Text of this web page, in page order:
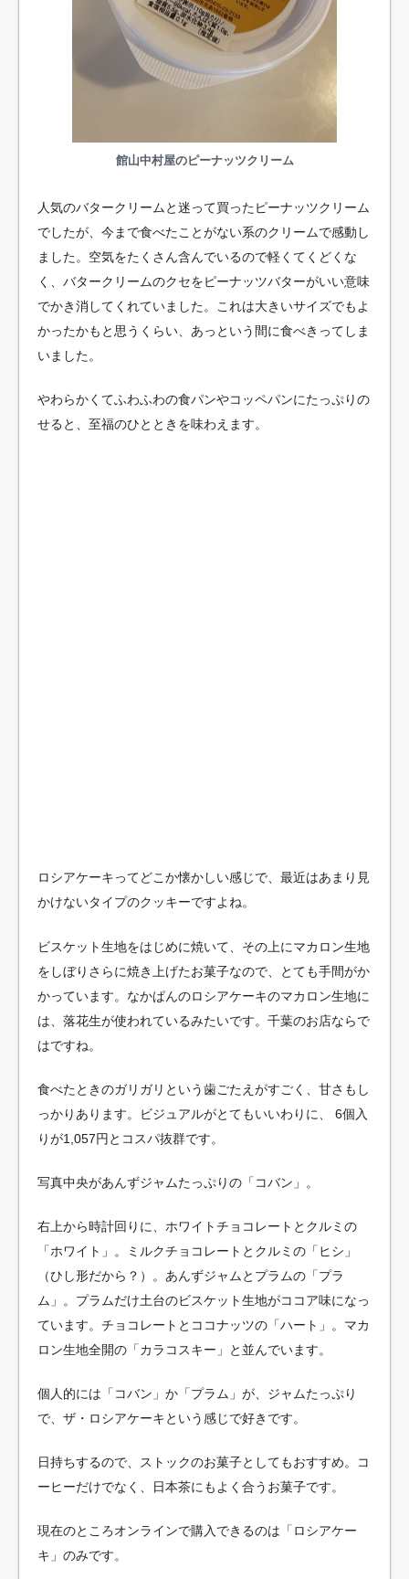
館山中村屋のピーナッツクリーム
人気のバタークリームと迷って買ったピーナッツクリーム
でしたが、今まで食べたことがない系のクリームで感動し
ました。空気をたくさん含んでいるので軽くてくどくな
く、バタークリームのクセをピーナッツバターがいい意味
でかき消してくれていました。これは大きいサイズでもよ
かったかもと思うくらい、あっという間に食べきってしま
いました。
やわらかくてふわふわの食パンやコッペパンにたっぷりの
せると、至福のひとときを味わえます。
ロシアケーキってどこか懐かしい感じで、最近はあまり見
かけないタイプのクッキーですよね。
ビスケット生地をはじめに焼いて、その上にマカロン生地
をしぼりさらに焼き上げたお菓子なので、とても手間がか
かっています。なかぱんのロシアケーキのマカロン生地に
は、落花生が使われているみたいです。千葉のお店ならで
はですね。
食べたときのガリガリという歯ごたえがすごく、甘さもし
っかりあります。ビジュアルがとてもいいわりに、 6個入
りが1,057円とコスパ抜群です。
写真中央があんずジャムたっぷりの「コバン」。
右上から時計回りに、ホワイトチョコレートとクルミの
「ホワイト」。ミルクチョコレートとクルミの「ヒシ」
（ひし形だから？）。あんずジャムとプラムの「プラ
ム」。プラムだけ土台のビスケット生地がココア味になっ
ています。チョコレートとココナッツの「ハート」。マカ
ロン生地全開の「カラコスキー」と並んでいます。
個人的には「コバン」か「プラム」が、ジャムたっぷり
で、ザ・ロシアケーキという感じで好きです。
日持ちするので、ストックのお菓子としてもおすすめ。コ
ーヒーだけでなく、日本茶にもよく合うお菓子です。
現在のところオンラインで購入できるのは「ロシアケー
キ」のみです。